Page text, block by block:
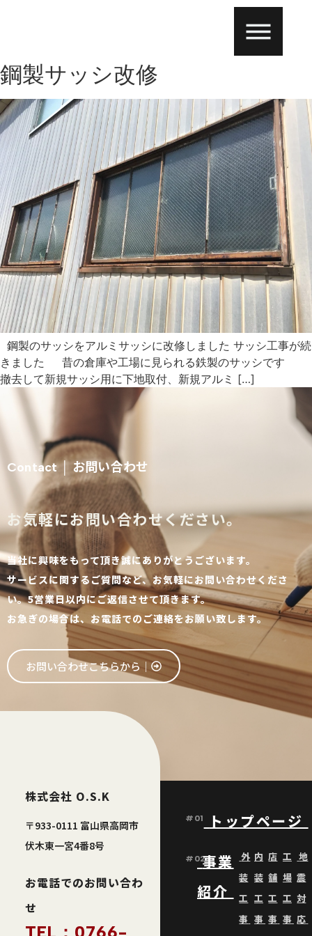
鋼製サッシ改修
鋼製のサッシをアルミサッシに改修しました サッシ工事が続
きました 昔の倉庫や工場に見られる鉄製のサッシです
撤去して新規サッシ用に下地取付、新規アルミ […]
Contact │ お問い合わせ
お気軽にお問い合わせください。
当社に興味をもって頂き誠にありがとうございます。
サービスに関するご質問など、お気軽にお問い合わせくださ
い。5営業日以内にご返信させて頂きます。
お急ぎの場合は、お電話でのご連絡をお願い致します。
お問い合わせこちらから│
株式会社 O.S.K
〒933-0111 富山県高岡市
伏木東一宮4番8号
お電話でのお問い合わ
せ
#01 トップページ
#02事業
紹介
外
装
工
事
内
装
工
事
店
舗
工
事
工
場
工
事
地
震
対
応